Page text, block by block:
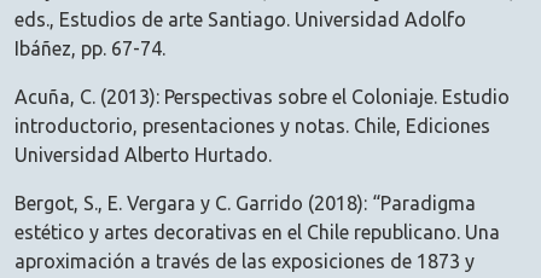
eds., Estudios de arte Santiago. Universidad Adolfo
Ibáñez, pp. 67-74.
Acuña, C. (2013): Perspectivas sobre el Coloniaje. Estudio
introductorio, presentaciones y notas. Chile, Ediciones
Universidad Alberto Hurtado.
Bergot, S., E. Vergara y C. Garrido (2018): “Paradigma
estético y artes decorativas en el Chile republicano. Una
aproximación a través de las exposiciones de 1873 y